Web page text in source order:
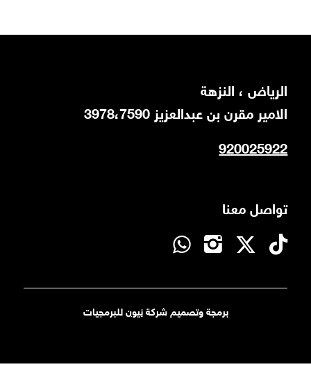
اﻟﺮﻳﺎض ، اﻟﻨﺰﻫﺔ
اﻻﻣﻴﺮ ﻣﻘﺮن ﺑﻦ ﻋﺒﺪاﻟﻌﺰﻳﺰ 3978،7590
920025922
تواصل معنا
برمجة وتصميم شركةنيون للبرمجيات